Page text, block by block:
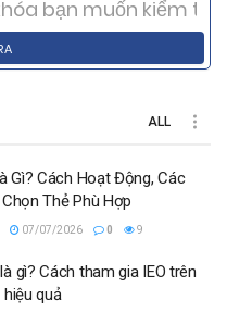
ALL
Gì? Cách Hoạt Động, Các
Thẻ Phù Hợp
07/07/2026 0 9
gì? Cách tham gia IEO trên
hiệu quả